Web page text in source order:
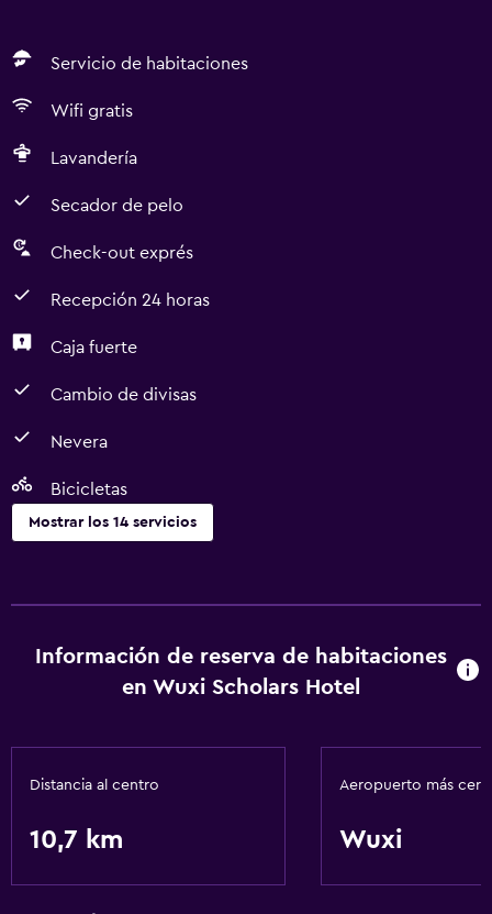
Servicio de habitaciones
Wifi gratis
Lavandería
Secador de pelo
Check-out exprés
Recepción 24 horas
Caja fuerte
Cambio de divisas
Nevera
Bicicletas
Mostrar los 14 servicios
Servicio de habitaciones
Check-out exprés
Cambio de divisas
Accesibilidad y adecuación
Ascensor
Información de reserva de habitaciones
en Wuxi Scholars Hotel
Distancia al centro
10,7 km
Aeropuerto más
Wuxi